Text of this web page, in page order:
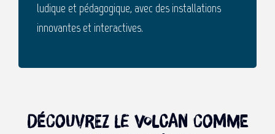
ludique et pédagogique, avec des installations
innovantes et interactives.
Découvrez le volcan comme